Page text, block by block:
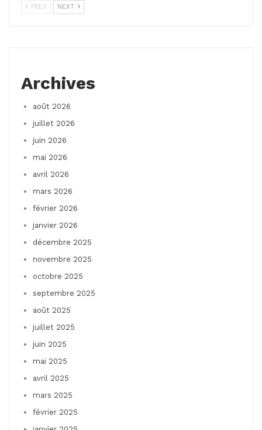
PREV NEXT
Archives
août 2026
juillet 2026
juin 2026
mai 2026
avril 2026
mars 2026
février 2026
janvier 2026
décembre 2025
novembre 2025
octobre 2025
septembre 2025
août 2025
juillet 2025
juin 2025
mai 2025
avril 2025
mars 2025
février 2025